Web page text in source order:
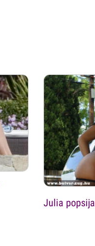
Julia popsija